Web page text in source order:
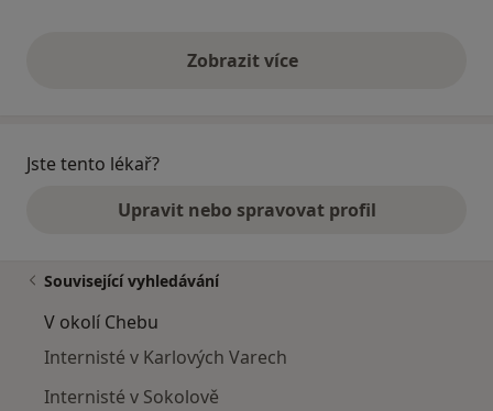
Zobrazit vícevýše uvedené názory
Jste tento lékař?
Upravit nebo spravovat profil
Související vyhledávání
V okolí Chebu
Internisté v Karlových Varech
Internisté v Sokolově